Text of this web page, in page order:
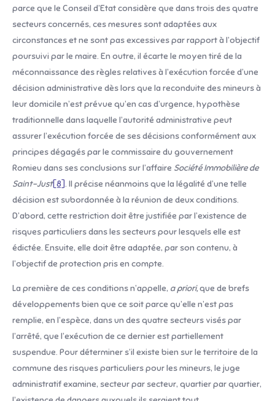
parce que le Conseil d’Etat considère que dans trois des quatre
secteurs concernés, ces mesures sont adaptées aux
circonstances et ne sont pas excessives par rapport à l’objectif
poursuivi par le maire. En outre, il écarte le moyen tiré de la
méconnaissance des règles relatives à l’exécution forcée d’une
décision administrative dès lors que la reconduite des mineurs à
leur domicile n’est prévue qu’en cas d’urgence, hypothèse
traditionnelle dans laquelle l’autorité administrative peut
assurer l’exécution forcée de ses décisions conformément aux
principes dégagés par le commissaire du gouvernement
Romieu dans ses conclusions sur l’affaire Société Immobilière de
Saint-Just[8]. Il précise néanmoins que la légalité d’une telle
décision est subordonnée à la réunion de deux conditions.
D’abord, cette restriction doit être justifiée par l’existence de
risques particuliers dans les secteurs pour lesquels elle est
édictée. Ensuite, elle doit être adaptée, par son contenu, à
l’objectif de protection pris en compte.
La première de ces conditions n’appelle, a priori,que de brefs
développements bien que ce soit parce qu’elle n’est pas
remplie, en l’espèce, dans un des quatre secteurs visés par
l’arrêté, que l’exécution de ce dernier est partiellement
suspendue. Pour déterminer s’il existe bien sur le territoire de la
commune des risques particuliers pour les mineurs, le juge
administratif examine, secteur par secteur, quartier par quartier,